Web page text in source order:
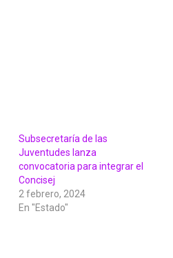
Subsecretaría de las
Juventudes lanza
convocatoria para integrar el
Concisej
2 febrero, 2024
En "Estado"